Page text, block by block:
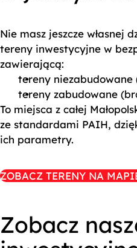
Nie masz jeszcze własnej
tereny inwestycyjne w
zawierającą:
tereny niezabudowane
tereny zabudowane
To miejsca z całej
ze standardami PAIH,
ich parametry.
ZOBACZ TERENY NA
Zobacz